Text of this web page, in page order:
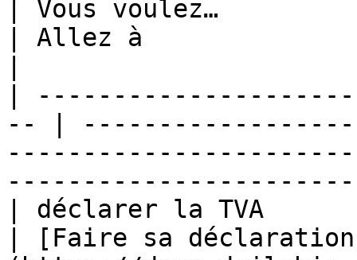
| Vous voulez…
| Allez à
|
-- |
| déclarer la TVA
| [Faire sa déclaration